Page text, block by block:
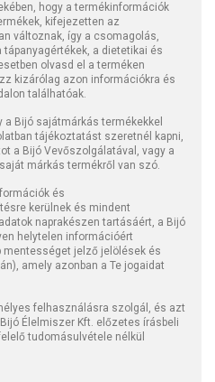
hogy a termékinformációk
kifejezetten az
változnak, így a csomagolás,
a dietetikai és
olvasd el a terméken
kizárólag azon információkra és
találhatóak.
a Bijó sajátmárkás termékekkel
tájékoztatást szeretnél kapni,
a Bijó Vevőszolgálatával, vagy a
márkás termékről van szó.
és
kerülnek és mindent
naprakészen tartásáért, a Bijó
helytelen információért
mentességet jelző jelölések és
amely azonban a Te jogaidat
felhasználásra szolgál, és azt
Élelmiszer Kft. előzetes írásbeli
tudomásulvétele nélkül